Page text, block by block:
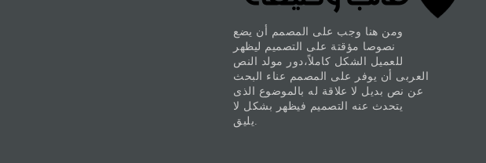
ومن هنا وجب على المصمم أن يضع
نصوصا مؤقتة على التصميم ليظهر
للعميل الشكل كاملاً،دور مولد النص
العربى أن يوفر على المصمم عناء البحث
عن نص بديل لا علاقة له بالموضوع الذى
يتحدث عنه التصميم فيظهر بشكل لا
يليق.